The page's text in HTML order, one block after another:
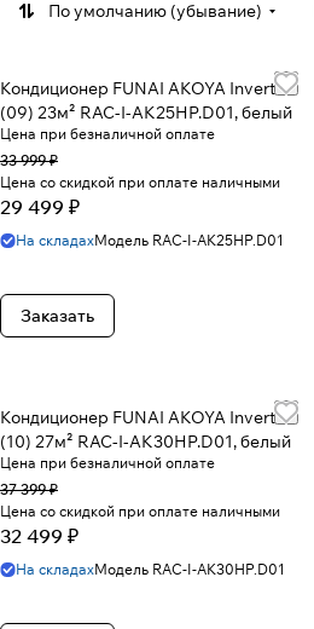
По умолчанию (убывание)
Кондиционер FUNAI AKOYA Inverter
(09) 23м² RAC-I-AK25HP.D01, белый
Цена при безналичной оплате
33 999 ₽
Цена со скидкой при оплате наличными
29 499 ₽
На складахМодель RAC-I-AK25HP.D01
Заказать
Кондиционер FUNAI AKOYA Inverter
(10) 27м² RAC-I-AK30HP.D01, белый
Цена при безналичной оплате
37 399 ₽
Цена со скидкой при оплате наличными
32 499 ₽
На складахМодель RAC-I-AK30HP.D01